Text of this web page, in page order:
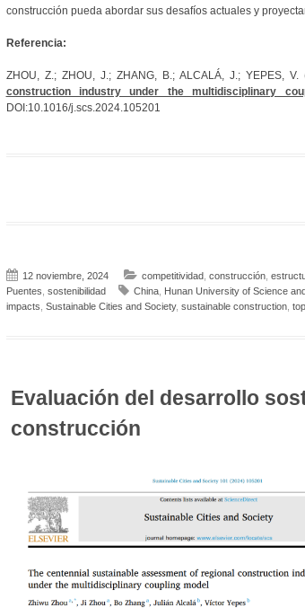
construcción pueda abordar sus desafíos actuales y
Referencia:
ZHOU, Z.; ZHOU, J.; ZHANG, B.; ALCALÁ, J.; YEPES, V.
construction industry under the multidisciplinary
DOI:10.1016/j.scs.2024.105201
12 noviembre, 2024 competitividad, construcción,
Puentes sostenibilidad China, Hunan University of Science
impacts Sustainable Cities and Society, sustainable construction,
Evaluación del desarrollo
construcción